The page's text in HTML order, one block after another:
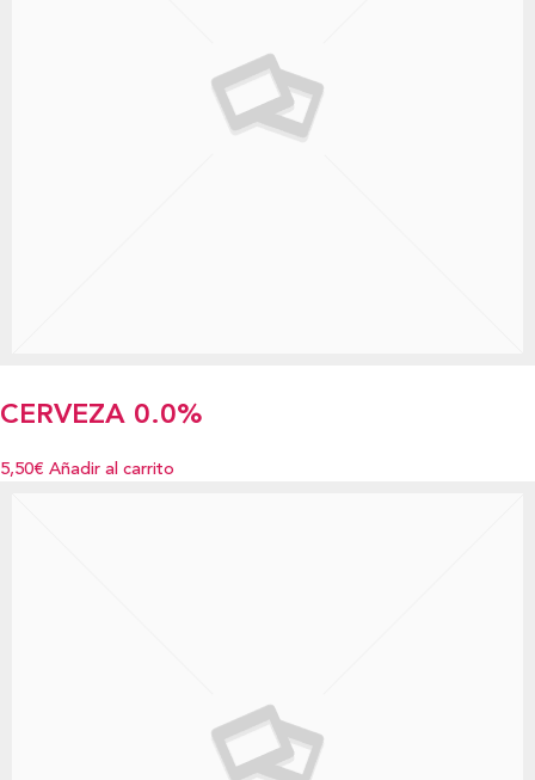
CERVEZA 0.0%
5,50€ Añadir al carrito